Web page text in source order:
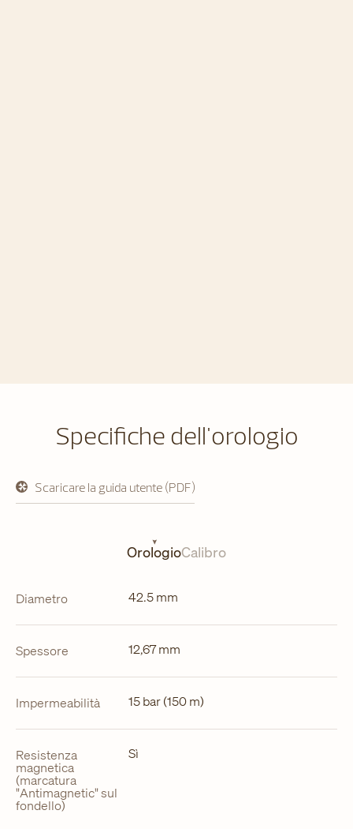
Specifiche dell'orologio
Scaricare la guida utente (PDF)
si
apre
OrologioCalibro
Diametro 42.5 mm
Spessore 12,67 mm
Impermeabilità 15 bar (150 m)
Resistenza
magnetica
(marcatura
"Antimagnetic" sul
fondello)
Sì